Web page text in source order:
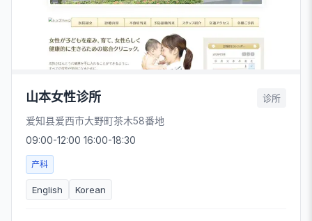
山本女性诊所 诊所
爱知县爱西市大野町茶木58番地
09:00-12:00 16:00-18:30
产科
English Korean